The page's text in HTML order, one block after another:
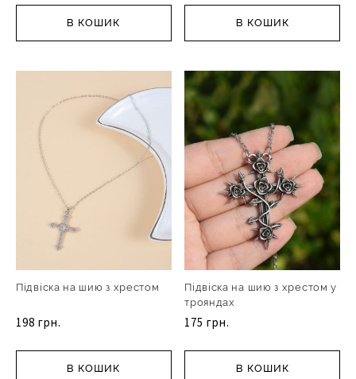
В КОШИК В КОШИК
Підвіска на шию з хрестом
198 грн.
В КОШИК
Підвіска на шию з хрестом у
трояндах
175 грн.
В КОШИК